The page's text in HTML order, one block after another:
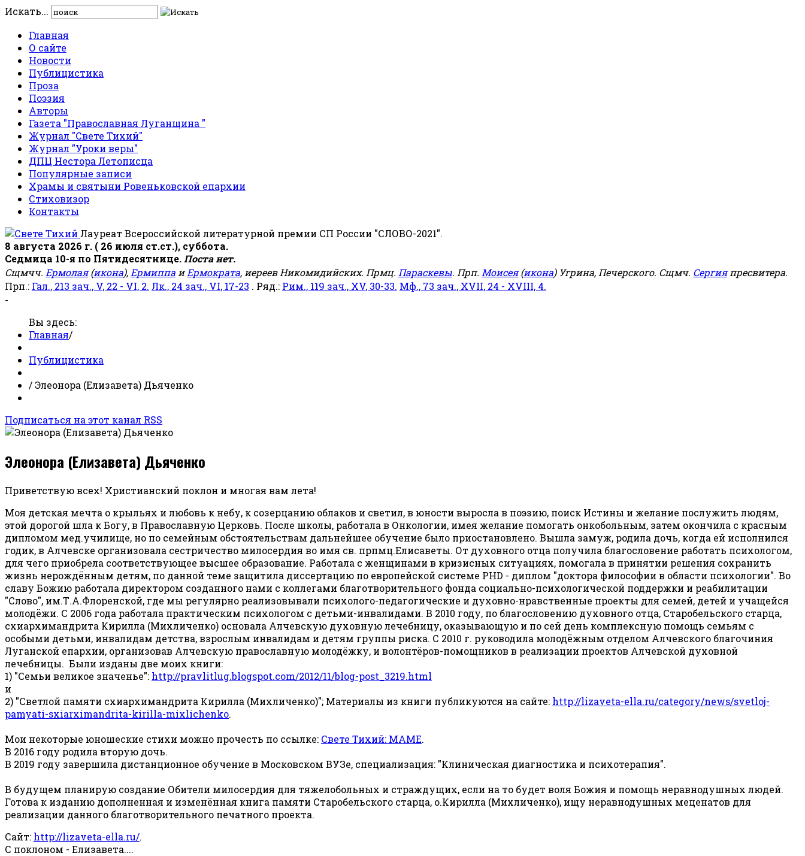
Искать...
Главная
О сайте
Новости
Публицистика
Проза
Поэзия
Авторы
Газета "Православная Луганщина "
Журнал "Свете Тихий"
Журнал "Уроки веры"
ДПЦ Нестора Летописца
Популярные записи
Храмы и святыни Ровеньковской епархии
Стиховизор
Контакты
Лауреат Всероссийской литературной премии СП России "СЛОВО-2021".
8 августа 2026 г. ( 26 июля ст.ст.), суббота.
Седмица 10-я по Пятидесятнице. Поста нет.
Сщмчч. Ермолая(икона), Ермиппа иЕрмократа, иереев Никомидийских. Прмц. Параскевы. Прп. Моисея(икона) Угрина, Печерского. Сщмч. Сергияпресвитера.
Прп.: Гал., 213 зач., V, 22 - VI, 2. Лк., 24 зач., VI, 17-23 . Ряд.: Рим., 119 зач., XV, 30-33. Мф., 73 зач., XVII, 24 - XVIII, 4.
-
Вы здесь:
Главная/
Публицистика
/ Элеонора (Елизавета) Дьяченко
Подписаться на этот канал RSS
Элеонора (Елизавета) Дьяченко
Приветствую всех! Христианский поклон и многая вам лета!
Моя детская мечта о крыльях и любовь к небу, к созерцанию облаков и светил, в юности выросла в поэзию, поиск Истины и желание послужить людям,
этой дорогой шла к Богу, в Православную Церковь. После школы, работала в Онкологии, имея желание помогать онкобольным, затем окончила с красным
дипломом мед.училище, но по семейным обстоятельствам дальнейшее обучение было приостановлено. Вышла замуж, родила дочь, когда ей исполнился
годик, в Алчевске организовала сестричество милосердия во имя св. прпмц.Елисаветы. От духовного отца получила благословение работать психологом,
для чего приобрела соответствующее высшее образование. Работала с женщинами в кризисных ситуациях, помогала в принятии решения сохранить
жизнь нерождённым детям, по данной теме защитила диссертацию по европейской системе PHD - диплом "доктора философии в области психологии". Во
славу Божию работала директором созданного нами с коллегами благотворительного фонда социально-психологической поддержки и реабилитации
"Слово", им.Т.А.Флоренской, где мы регулярно реализовывали психолого-педагогические и духовно-нравственные проекты для семей, детей и учащейся
молодёжи. С 2006 года работала практическим психологом с детьми-инвалидами. В 2010 году, по благословению духовного отца, Старобельского старца,
схиархимандрита Кирилла (Михличенко) основала Алчевскую духовную лечебницу, оказывающую и по сей день комплексную помощь семьям с
особыми детьми, инвалидам детства, взрослым инвалидам и детям группы риска. С 2010 г. руководила молодёжным отделом Алчевского благочиния
Луганской епархии, организовав Алчевскую православную молодёжку, и волонтёров-помощников в реализации проектов Алчевской духовной
лечебницы. Были изданы две моих книги:
1) "Семьи великое значенье": http://pravlitlug.blogspot.com/2012/11/blog-post_3219.html
и
2) "Светлой памяти схиархимандрита Кирилла (Михличенко)"; Материалы из книги публикуются на сайте: http://lizaveta-ella.ru/category/news/svetloj-
pamyati-sxiarximandrita-kirilla-mixlichenko.
Мои некоторые юношеские стихи можно прочесть по ссылке: Свете Тихий: МАМЕ.
В 2016 году родила вторую дочь.
В 2019 году завершила дистанционное обучение в Московском ВУЗе, специализация: "Клиническая диагностика и психотерапия".
В будущем планирую создание Обители милосердия для тяжелобольных и страждущих, если на то будет воля Божия и помощь неравнодушных людей.
Готова к изданию дополненная и изменённая книга памяти Старобельского старца, о.Кирилла (Михличенко), ищу неравнодушных меценатов для
реализации данного благотворительного печатного проекта.
Сайт: http://lizaveta-ella.ru/.
С поклоном - Елизавета....